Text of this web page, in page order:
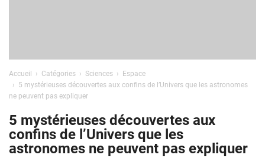
Accueil Catégories Sciences
Espace
5 mystérieuses découvertes aux confins de l’Univers que les astronomes
ne peuvent pas expliquer
5 mystérieuses découvertes aux
confins de l’Univers que les
astronomes ne peuvent pas expliquer